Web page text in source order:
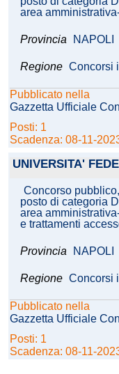
area
Provincia NAPOLI
Regione Concorsi
Pubblicato nella
Gazzetta Ufficiale
Posti: 1
Scadenza: 08-11-
UNIVERSITA'
Concorso
posto di categoria
area
e trattamenti
Provincia NAPOLI
Regione Concorsi
Pubblicato nella
Gazzetta Ufficiale
Posti: 1
Scadenza: 08-11-